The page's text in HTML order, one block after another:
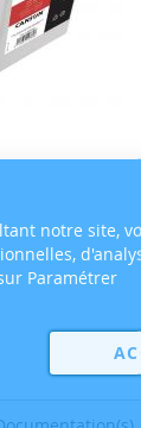
notre site,
Paramétrer